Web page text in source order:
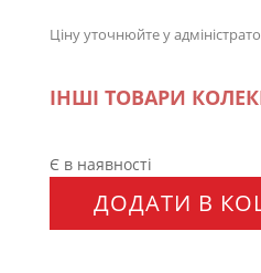
Ціну уточнюйте у
ІНШІ ТОВАРИ
Є в наявності
ДОДАТИ В